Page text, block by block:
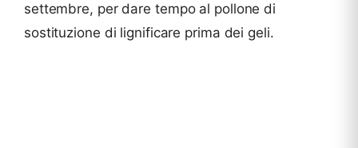
settembre, per dare tempo al pollone di
sostituzione di lignificare prima dei geli.